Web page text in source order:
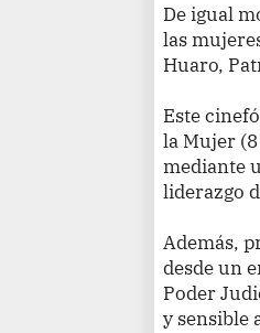
De igual
las
Huaro,
Este
la Mujer
mediante
liderazgo
Además,
desde un
Poder
y sensible